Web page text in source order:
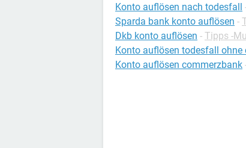
Konto auflösen nach todesfall
Sparda bank konto auflösen -
Dkb konto auflösen - Tipps -
Konto auflösen todesfall ohne
Konto auflösen commerzbank